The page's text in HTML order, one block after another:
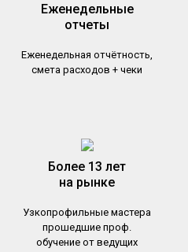
Еженедельные
отчеты
Еженедельная отчётность,
смета расходов + чеки
Более 13 лет
на рынке
Узкопрофильные мастера
прошедшие проф.
обучение от ведущих